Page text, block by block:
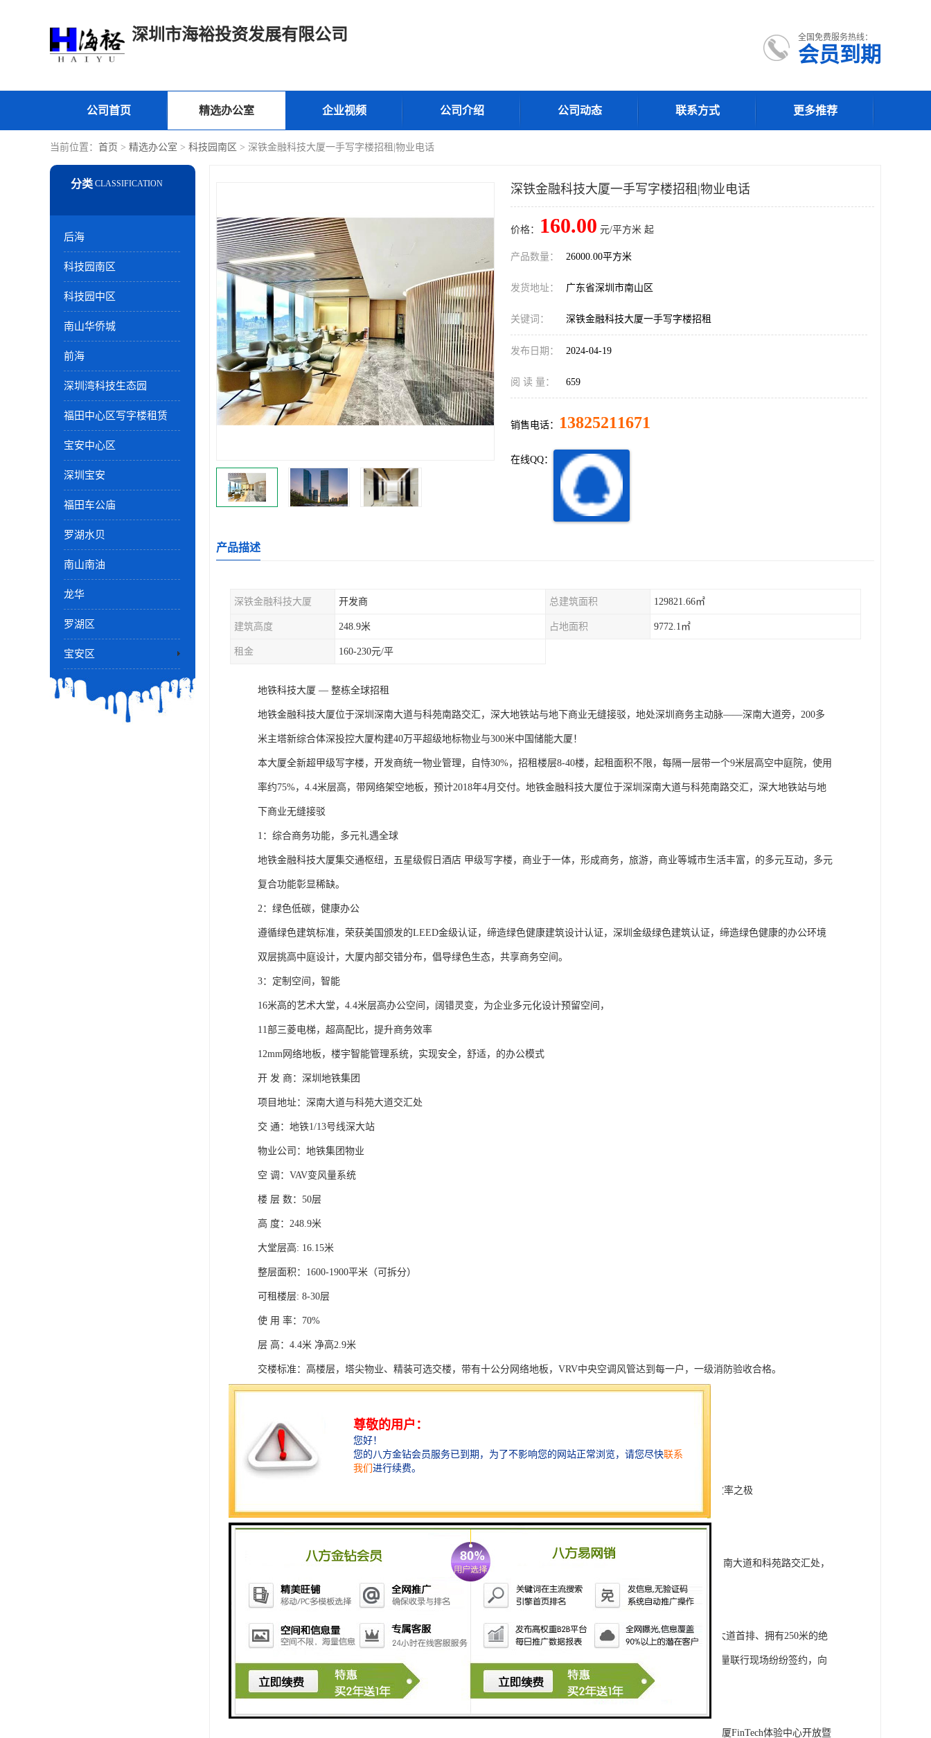
深圳市海裕投资发展有限公司 全国免费服务热线：
会员到期
公司首页 精选办公室 企业视频 公司介绍 公司动态 联系方式 更多推荐
当前位置： 首页 > 精选办公室 > 科技园南区 > 深铁金融科技大厦一手写字楼招租|物业电话
后海
科技园南区
科技园中区
南山华侨城
前海
深圳湾科技生态园
福田中心区写字楼租赁
宝安中心区
深圳宝安
福田车公庙
罗湖水贝
南山南油
龙华
罗湖区
宝安区
深铁金融科技大厦一手写字楼招租|物业电话
价格： 160.00 元/平方米 起
产品数量： 26000.00平方米
发货地址： 广东省深圳市南山区
关键词： 深铁金融科技大厦一手写字楼招租
发布日期： 2024-04-19
阅 读 量： 659
销售电话： 13825211671
在线QQ：
产品描述
深铁金融科技大厦 开发商 总建筑面积 129821.66㎡
建筑高度 248.9米 占地面积 9772.1㎡
租金 160-230元/平
地铁科技大厦 — 整栋全球招租
地铁金融科技大厦位于深圳深南大道与科苑南路交汇，深大地铁站与地下商业无缝接驳，地处深圳商务主动脉——深南大道旁，200多
米主塔新综合体深投控大厦构建40万平超级地标物业与300米中国储能大厦！
本大厦全新超甲级写字楼，开发商统一物业管理，自恃30%，招租楼层8-40楼，起租面积不限，每隔一层带一个9米层高空中庭院，使用
率约75%，4.4米层高，带网络架空地板，预计2018年4月交付。地铁金融科技大厦位于深圳深南大道与科苑南路交汇，深大地铁站与地
下商业无缝接驳
1：综合商务功能，多元礼遇全球
地铁金融科技大厦集交通枢纽，五星级假日酒店 甲级写字楼，商业于一体，形成商务，旅游，商业等城市生活丰富，的多元互动，多元
复合功能彰显稀缺。
2：绿色低碳，健康办公
遵循绿色建筑标准，荣获美国颁发的LEED金级认证，缔造绿色健康建筑设计认证，深圳金级绿色建筑认证，缔造绿色健康的办公环境
双层挑高中庭设计，大厦内部交错分布，倡导绿色生态，共享商务空间。
3：定制空间，智能
16米高的艺术大堂，4.4米层高办公空间，阔错灵变，为企业多元化设计预留空间，
11部三菱电梯，超高配比，提升商务效率
12mm网络地板，楼宇智能管理系统，实现安全，舒适，的办公模式
开 发 商：深圳地铁集团
项目地址：深南大道与科苑大道交汇处
交 通：地铁1/13号线深大站
物业公司：地铁集团物业
空 调：VAV变风量系统
楼 层 数：50层
高 度：248.9米
大堂层高: 16.15米
整层面积：1600-1900平米（可拆分）
可租楼层: 8-30层
使 用 率：70%
层 高：4.4米 净高2.9米
交楼标准：高楼层，塔尖物业、精装可选交楼，带有十公分网络地板，VRV中央空调风管达到每一户，一级消防验收合格。
地铁科技大厦含五星级酒店洲际酒店，满足企业接待、商务洽谈需求。
1、本大厦-1F直接连接地铁——1号罗宝线深大地铁站；3F连廊接驳深南大道，便捷通达，75%超高使用率
2、1F VIP专属车行大堂；②总裁盥洗室TOTO全自动恒温冲洗设备；③VIP电梯；定制高配，深圳罕有
3、30部日本原装进口日立电梯，全高速梯；②南玻出口专线定制超白玻双银low-e玻璃幕墙； 维智慧商务，效率之极
4、停车：自动识别系统；②无卡门禁；③电梯：目的层到达系统；④安保：360°智慧安保
南山科技园标志性建筑物，高层看海，户型方正，整层出租，可按客户要求进行私人定制，靠近地铁口，在深南大道和科苑路交汇处，
交通方便。
2017年地铁金融科技大厦FinTech体验中心开放暨项目推介大会隆重举行，地处粤港澳大湾区核心、傲居深南大道首排、拥有250米的绝
佳昭示性的商务建筑--地铁金融科技大厦正式揭幕，并与国际房地产顾问租赁代理戴德梁行、物管驻场顾问仲量联行现场纷纷签约，向
全世界、向这个时代宣示:未来已来，FinTech概念必将成为又一影响世界经济格局的新产业力量!
在澎湃激昂的倒数，振奋人心的乐队表演开场过后，主持人登场揭开了此次“未来已来”2017年地铁金融科技大厦FinTech体验中心开放暨